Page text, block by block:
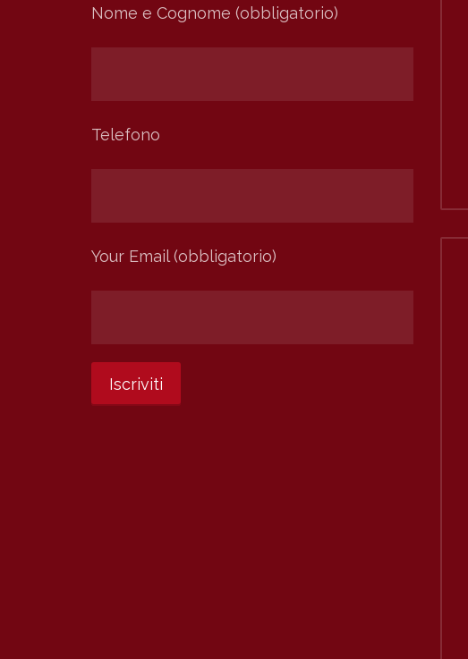
Nome e Cognome (obbligatorio)
Telefono
Your Email (obbligatorio)